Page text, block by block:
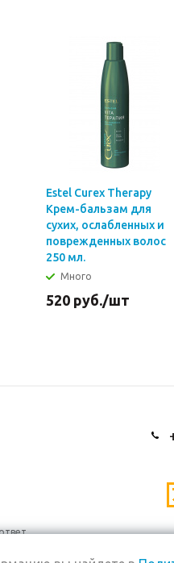
Estel Curex Therapy
Крем-бальзам для
сухих, ослабленных и
поврежденных волос
250 мл.
Много
520 руб./шт